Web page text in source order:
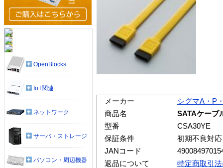
メーカー
シグマA・P
商品名
SATAケーブ
型番
CSA30YE
保証条件
初期不良対
JANコード
返品について
特定商取引
OpenBlocks
IoT関連
ネットワーク
サーバ・ストレージ
パソコン・周辺機器